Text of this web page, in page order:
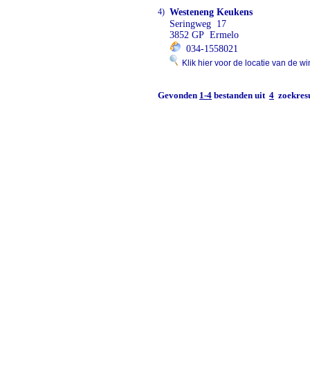
4) Westeneng Keukens
Seringweg 17
3852 GP Ermelo
034-1558021
Klik hier voor de locatie van de
Gevonden 1-4 bestanden uit 4